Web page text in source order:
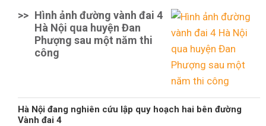
>> Hình ảnh đường vành đai 4
Hà Nội qua huyện Đan
Phượng sau một năm thi
công
Hà Nội đang nghiên cứu lập quy hoạch hai bên đường
Vành đai 4